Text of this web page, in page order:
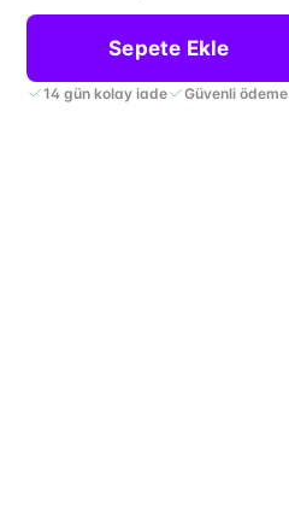
Sepete Ekle
14 gün kolay iade Güvenli ödeme